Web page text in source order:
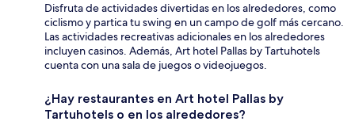
Disfruta de actividades divertidas en los alrededores, como
ciclismo y partica tu swing en un campo de golf más cercano.
Las actividades recreativas adicionales en los alrededores
incluyen casinos. Además, Art hotel Pallas by Tartuhotels
cuenta con una sala de juegos o videojuegos.
¿Hay restaurantes en Art hotel Pallas by
Tartuhotels o en los alrededores?